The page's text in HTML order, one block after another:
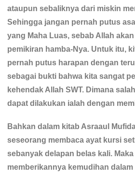
ataupun sebaliknya dari miskin
Sehingga jangan pernah putus
yang Maha Luas, sebab Allah
pemikiran hamba-Nya. Untuk itu,
pernah putus harapan dengan
sebagai bukti bahwa kita sangat
kehendak Allah SWT. Dimana
dapat dilakukan ialah dengan
Bahkan dalam kitab Asraaul
seseorang membaca ayat kursi
sebanyak delapan belas kali.
memberikannya kemudihan